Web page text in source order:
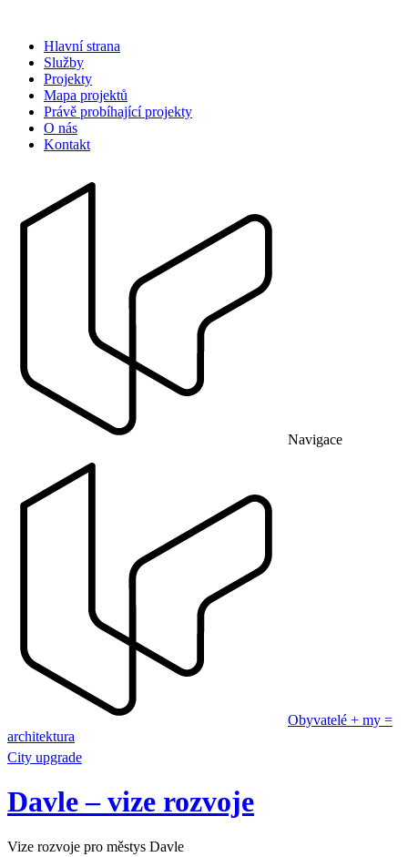
Hlavní strana
Služby
Projekty
Mapa projektů
Právě probíhající projekty
O nás
Kontakt
Navigace
Obyvatelé + my =
architektura
City upgrade
Davle – vize rozvoje
Vize rozvoje pro městys Davle